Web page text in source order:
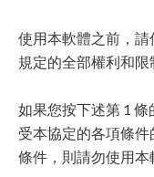
使用本軟體之前，
規定的全部權利和限
如果您按下述第 1
受本協定的各項條
條件，則請勿使用本